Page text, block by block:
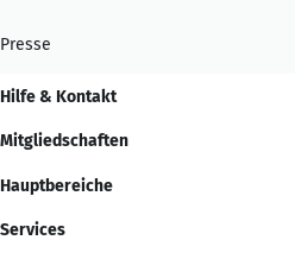
Presse
Hilfe & Kontakt
Mitgliedschaften
Hauptbereiche
Services